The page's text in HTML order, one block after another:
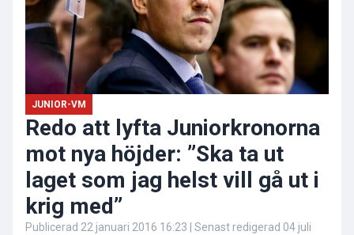
JUNIOR-VM
Redo att lyfta Juniorkronorna
mot nya höjder: ”Ska ta ut
laget som jag helst vill gå ut i
krig med”
Publicerad 22 januari 2016 16:23 | Senast redigerad 04 juli